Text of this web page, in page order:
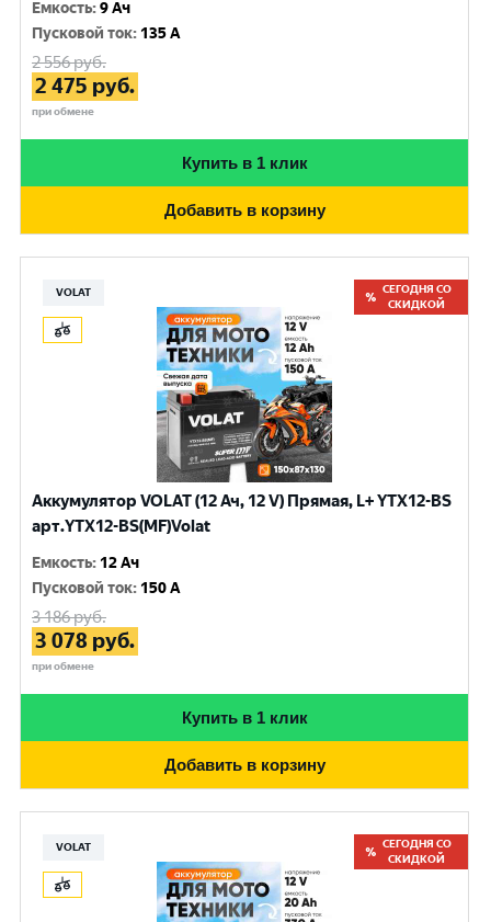
Емкость:9 Ач
Пусковой ток: 135 A
2 556руб.
2 475 руб.
при обмене
Купить в 1 клик
Добавить в корзину
VOLAT
СЕГОДНЯ СО
СКИДКОЙ
Аккумулятор VOLAT (12 Ач, 12 V) Прямая, L+ YTX12-BS
арт.YTX12-BS(MF)Volat
Емкость: 12 Ач
Пусковой ток: 150 A
3 186руб.
3 078 руб.
при обмене
Купить в 1 клик
Добавить в корзину
VOLAT
СЕГОДНЯ СО
СКИДКОЙ